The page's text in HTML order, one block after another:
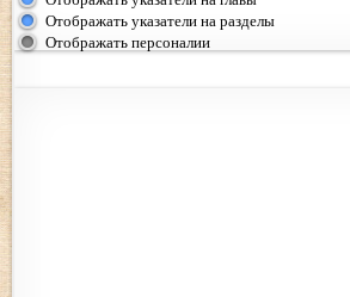
Отображать указатели на разделы
Отображать персоналии